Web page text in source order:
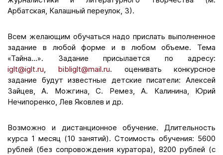
Арбатская, Калашный переулок, 3).
Всем желающим обучаться надо прислать выполненное
задание в любой форме и в любом объеме. Тема
«Тайна...». Задание присылается по адресу:
iglt@iglt.ru, bibliglt@mail.ru. оценивать конкурсное
задание будут известные детские писатели: Алексей
Зайцев, А. Можгина, С. Ремез, А. Калинина, Юрий
Нечипоренко, Лев Яковлев и др.
Возможно и дистанционное обучение. Длительность
курса 1 месяц (10 занятий). Стоимость обучения: 5600
рублей (без сопровождения куратора), 8200 рублей (с